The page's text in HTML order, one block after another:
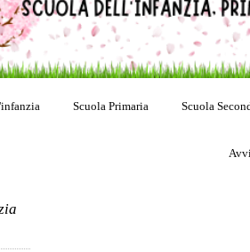
Scuola Primaria Scuola